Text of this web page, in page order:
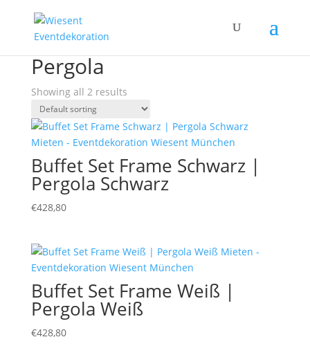
Pergola
Showing all 2 results
Buffet Set Frame Schwarz |
Pergola Schwarz
€428,80
Buffet Set Frame Weiß |
Pergola Weiß
€428,80